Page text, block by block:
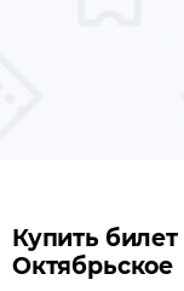
Купить
Октябрьское